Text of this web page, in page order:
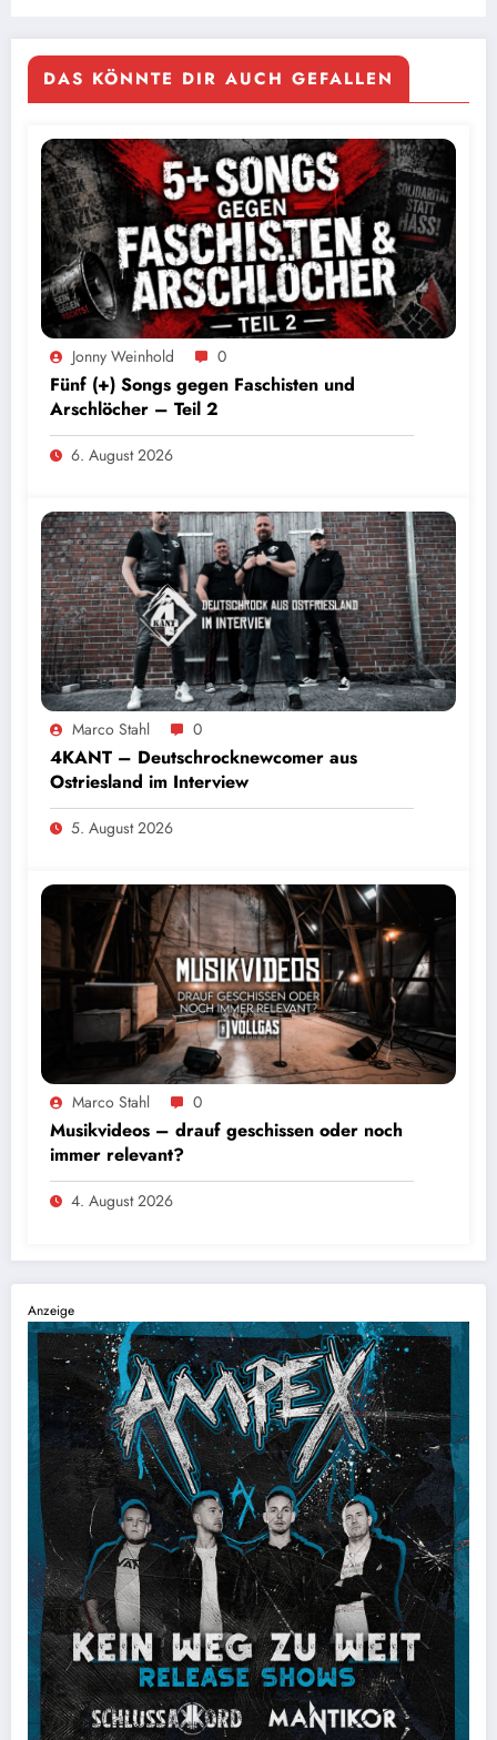
DAS KÖNNTE DIR AUCH GEFALLEN
Jonny Weinhold 0
Fünf (+) Songs gegen Faschisten und
Arschlöcher – Teil 2
6. August 2026
Marco Stahl 0
4KANT – Deutschrocknewcomer aus
Ostriesland im Interview
5. August 2026
Marco Stahl 0
Musikvideos – drauf geschissen oder noch
immer relevant?
4. August 2026
Anzeige